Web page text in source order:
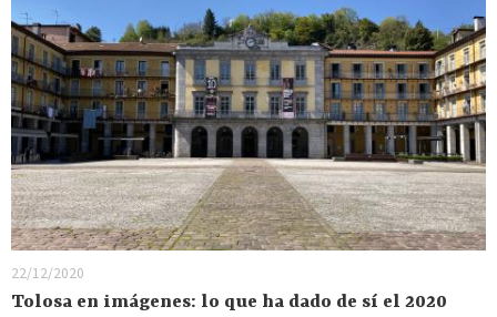
22/12/2020
Tolosa en imágenes: lo que ha dado de sí el 2020